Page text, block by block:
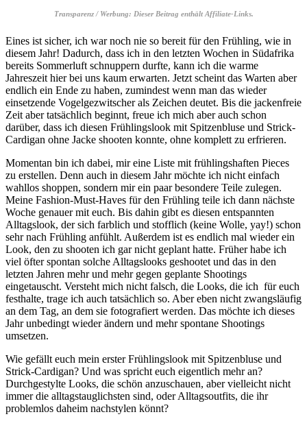
Transparenz / Werbung: Dieser Beitrag enthält Affiliate-Links.
Eines ist sicher, ich war noch nie so bereit für den Frühling, wie in
diesem Jahr! Dadurch, dass ich in den letzten Wochen in Südafrika
bereits Sommerluft schnuppern durfte, kann ich die warme
Jahreszeit hier bei uns kaum erwarten. Jetzt scheint das Warten aber
endlich ein Ende zu haben, zumindest wenn man das wieder
einsetzende Vogelgezwitscher als Zeichen deutet. Bis die jackenfreie
Zeit aber tatsächlich beginnt, freue ich mich aber auch schon
darüber, dass ich diesen Frühlingslook mit Spitzenbluse und Strick-
Cardigan ohne Jacke shooten konnte, ohne komplett zu erfrieren.
Momentan bin ich dabei, mir eine Liste mit frühlingshaften Pieces
zu erstellen. Denn auch in diesem Jahr möchte ich nicht einfach
wahllos shoppen, sondern mir ein paar besondere Teile zulegen.
Meine Fashion-Must-Haves für den Frühling teile ich dann nächste
Woche genauer mit euch. Bis dahin gibt es diesen entspannten
Alltagslook, der sich farblich und stofflich (keine Wolle, yay!) schon
sehr nach Frühling anfühlt. Außerdem ist es endlich mal wieder ein
Look, den zu shooten ich gar nicht geplant hatte. Früher habe ich
viel öfter spontan solche Alltagslooks geshootet und das in den
letzten Jahren mehr und mehr gegen geplante Shootings
eingetauscht. Versteht mich nicht falsch, die Looks, die ich für euch
festhalte, trage ich auch tatsächlich so. Aber eben nicht zwangsläufig
an dem Tag, an dem sie fotografiert werden. Das möchte ich dieses
Jahr unbedingt wieder ändern und mehr spontane Shootings
umsetzen.
Wie gefällt euch mein erster Frühlingslook mit Spitzenbluse und
Strick-Cardigan? Und was spricht euch eigentlich mehr an?
Durchgestylte Looks, die schön anzuschauen, aber vielleicht nicht
immer die alltagstauglichsten sind, oder Alltagsoutfits, die ihr
problemlos daheim nachstylen könnt?